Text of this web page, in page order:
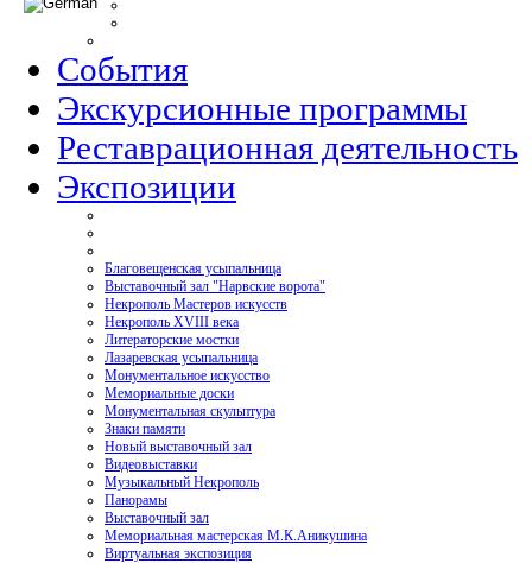
События
Экскурсионные программы
Реставрационная деятельность
Экспозиции
Благовещенская усыпальница
Выставочный зал "Нарвские ворота"
Некрополь Мастеров искусств
Некрополь XVIII века
Литераторские мостки
Лазаревская усыпальница
Монументальное искусство
Мемориальные доски
Монументальная скульптура
Знаки памяти
Новый выставочный зал
Видеовыставки
Музыкальный Некрополь
Панорамы
Выставочный зал
Мемориальная мастерская М.К.Аникушина
Виртуальная экспозиция